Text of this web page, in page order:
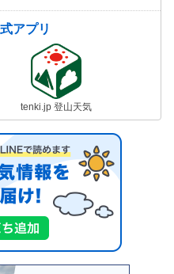
アプリ
tenki.jp 登山天気